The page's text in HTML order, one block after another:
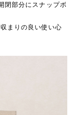
閉部分にスナップボ
まりの良い使い心